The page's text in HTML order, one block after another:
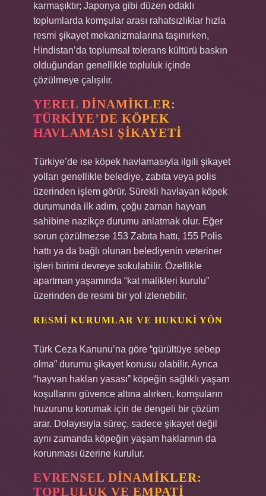
karmaşıktır; Japonya gibi düzen odaklı
toplumlarda komşular arası rahatsızlıklar hızla
resmi şikayet mekanizmalarına taşınırken,
Hindistan’da toplumsal tolerans kültürü baskın
olduğundan genellikle topluluk içinde
çözülmeye çalışılır.
YEREL DINAMIKLER:
TÜRKIYE’DE KÖPEK
HAVLAMASI ŞIKAYETI
Türkiye’de ise köpek havlamasıyla ilgili şikayet
yolları genellikle belediye, zabıta veya polis
üzerinden işlem görür. Sürekli havlayan köpek
durumunda ilk adım, çoğu zaman hayvan
sahibine nazikçe durumu anlatmak olur. Eğer
sorun çözülmezse 153 Zabıta hattı, 155 Polis
hattı ya da bağlı olunan belediyenin veteriner
işleri birimi devreye sokulabilir. Özellikle
apartman yaşamında “kat malikleri kurulu”
üzerinden de resmi bir yol izlenebilir.
RESMI KURUMLAR VE HUKUKI YÖN
Türk Ceza Kanunu’na göre “gürültüye sebep
olma” durumu şikayet konusu olabilir. Ayrıca
“hayvan hakları yasası” köpeğin sağlıklı yaşam
koşullarını güvence altına alırken, komşuların
huzurunu korumak için de dengeli bir çözüm
arar. Dolayısıyla süreç, sadece şikayet değil
aynı zamanda köpeğin yaşam haklarının da
korunması üzerine kurulur.
EVRENSEL DINAMIKLER:
TOPLULUK VE EMPATI